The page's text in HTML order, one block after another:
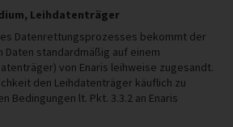
Leihdatenträger
Datenrettungsprozesses bekommt der
standardmäßig auf einem
von Enaris leihweise zugesandt.
den Leihdatenträger käuflich zu
Bedingungen lt. Pkt. 3.3.2 an Enaris